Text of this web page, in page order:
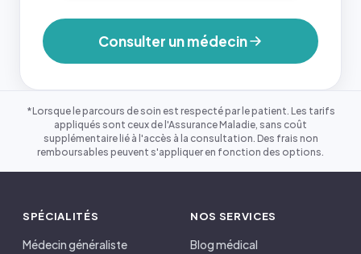
Consulter un médecin
*Lorsque le parcours de soin est respecté par le patient. Les tarifs
appliqués sont ceux de l'Assurance Maladie, sans coût
supplémentaire lié à l'accès à la consultation. Des frais non
remboursables peuvent s'appliquer en fonction des options.
SPÉCIALITÉS
Médecin généraliste
NOS SERVICES
Blog médical